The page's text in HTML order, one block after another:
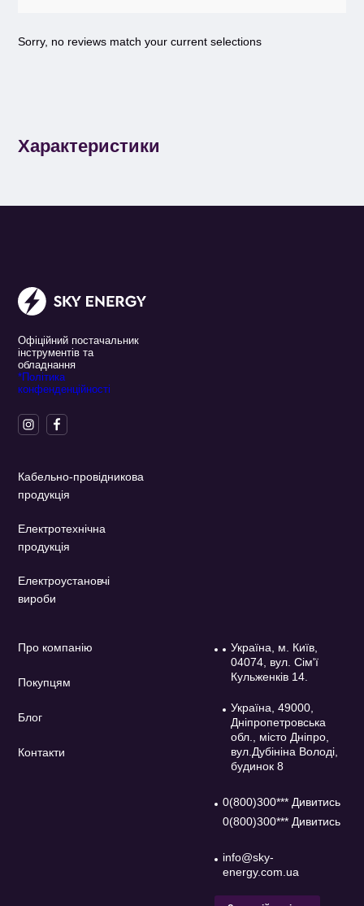
Sorry, no reviews match your current selections
Характеристики
Офіційний постачальник
інструментів та
обладнання
*Політика
конфенденційності
Кабельно-провідникова
продукція
Електротехнічна
продукція
Електроустановчі
вироби
Про компанію
Покупцям
Блог
Контакти
Україна, м. Київ,
04074, вул. Сім'ї
Кульженків 14.
Україна, 49000,
Дніпропетровська
обл., місто Дніпро,
вул.Дубініна Володі,
будинок 8
0(800)300*** Дивитись
0(800)300*** Дивитись
info@sky-
energy.com.ua